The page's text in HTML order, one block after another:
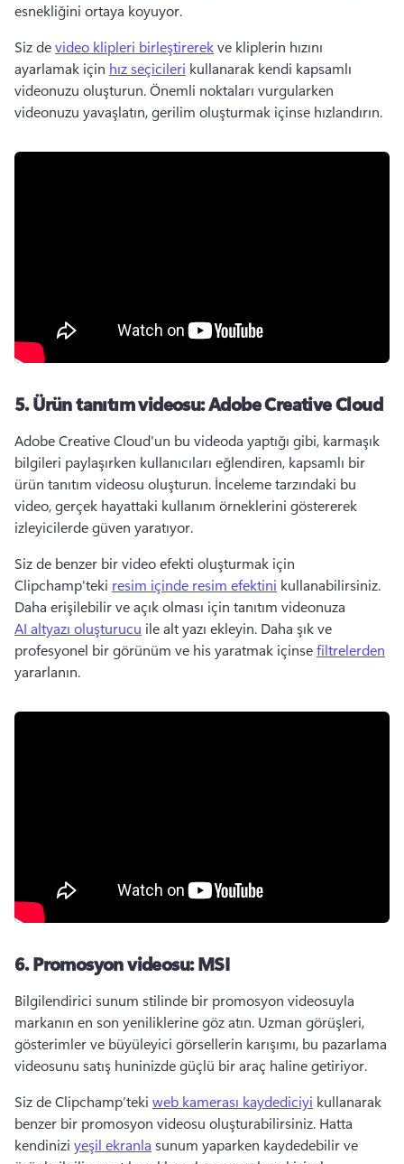
esnekliğini ortaya koyuyor.
Siz de video klipleri birleştirerek ve kliplerin hızını
ayarlamak için hız seçicileri kullanarak kendi kapsamlı
videonuzu oluşturun. Önemli noktaları vurgularken
videonuzu yavaşlatın, gerilim oluşturmak içinse hızlandırın.
5.Ürün tanıtım videosu: Adobe Creative Cloud
Adobe Creative Cloud'un bu videoda yaptığı gibi, karmaşık
bilgileri paylaşırken kullanıcıları eğlendiren, kapsamlı bir
ürün tanıtım videosu oluşturun. İnceleme tarzındaki bu
video, gerçek hayattaki kullanım örneklerini göstererek
izleyicilerde güven yaratıyor.
Siz de benzer bir video efekti oluşturmak için
Clipchamp'teki resim içinde resim efektini
Daha erişilebilir ve açık olması için tanıtım videonuza
AI altyazı oluşturucu ile alt yazı ekleyin. Daha şık ve
profesyonel bir görünüm ve his yaratmak içinse filtrelerden
yararlanın.
6.Promosyon videosu: MSI
Bilgilendirici sunum stilinde bir promosyon videosuyla
markanın en son yeniliklerine göz atın. Uzman görüşleri,
gösterimler ve büyüleyici görsellerin karışımı, bu pazarlama
videosunu satış huninizde güçlü bir araç haline getiriyor.
Siz de Clipchamp’teki web kamerası kaydediciyi kullanarak
benzer bir promosyon videosu oluşturabilirsiniz. Hatta
kendinizi yeşil ekranla sunum yaparken kaydedebilir ve